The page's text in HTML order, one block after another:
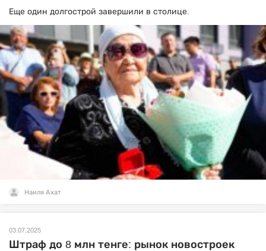
Еще один долгострой завершили в столице.
Наиля Ахат
03.07.2025
Штраф до 8 млн тенге: рынок новостроек